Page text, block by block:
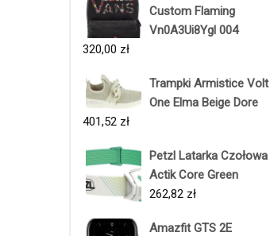
Custom Flaming
Vn0A3Ui8Ygl 004
320,00 zł
Trampki Armistice Volt
One Elma Beige Dore
401,52 zł
Petzl Latarka Czołowa
Actik Core Green
262,82 zł
Amazfit GTS 2E